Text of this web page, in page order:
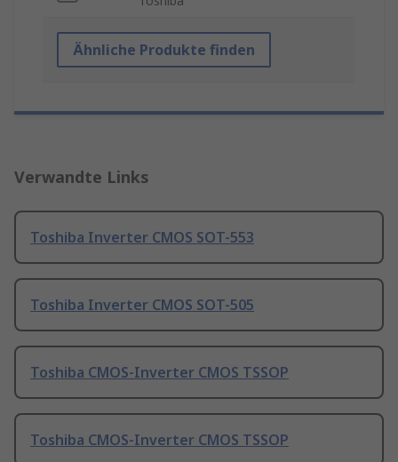
Ähnliche Produkte finden
Verwandte Links
Toshiba Inverter CMOS SOT-553
Toshiba Inverter CMOS SOT-505
Toshiba CMOS-Inverter CMOS TSSOP
Toshiba CMOS-Inverter CMOS TSSOP